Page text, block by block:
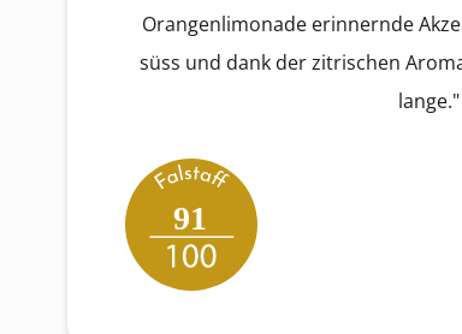
Orangenlimonade erinnernde
süss und dank der zitrischen
lange."
91